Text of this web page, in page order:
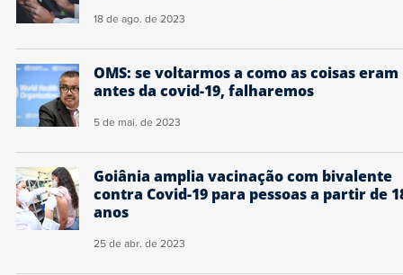
18 de ago. de 2023
OMS: se voltarmos a como as coisas eram
antes da covid-19, falharemos
5 de mai. de 2023
Goiânia amplia vacinação com bivalente
contra Covid-19 para pessoas a partir de
anos
25 de abr. de 2023